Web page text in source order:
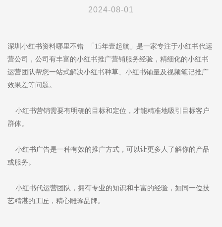
2024-08-01
深圳小红书资料哪里不错 「15年壹起航」是一家专注于小红书代运
营公司，公司有丰富的小红书推广营销服务经验，精细化的小红书
运营团队帮您一站式解决小红书种草、小红书铺量及视频笔记推广
效果差等问题。
小红书营销需要有明确的目标和定位，才能精准地吸引目标客户
群体。
小红书广告是一种有效的推广方式，可以让更多人了解你的产品
或服务。
小红书代运营团队，拥有专业的知识和丰富的经验，如同一位技
艺精湛的工匠，精心雕琢品牌。